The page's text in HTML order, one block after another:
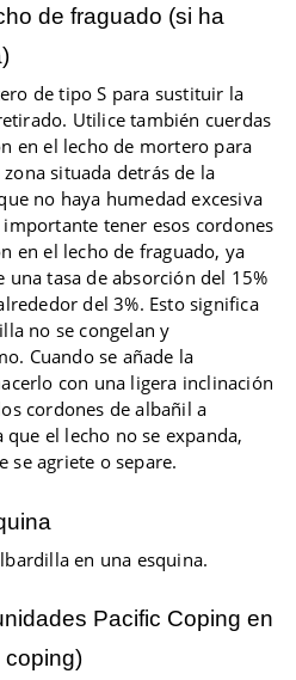
de fraguado (si ha
de tipo S para sustituir la
Utilice también cuerdas
en el lecho de mortero para
situada detrás de la
no haya humedad excesiva
tener esos cordones
en el lecho de fraguado, ya
tasa de absorción del 15%
del 3%. Esto significa
no se congelan y
Cuando se añade la
con una ligera inclinación
cordones de albañil a
el lecho no se expanda,
se agriete o separe.
en una esquina.
Pacific Coping en
coping)